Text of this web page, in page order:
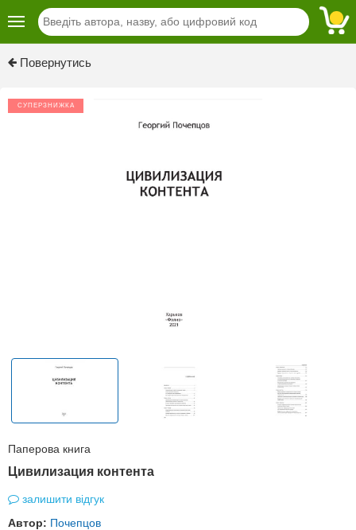
Повернутись
СУПЕРЗНИЖКА
Паперова книга
Цивилизация контента
залишити відгук
Автор: Почепцов